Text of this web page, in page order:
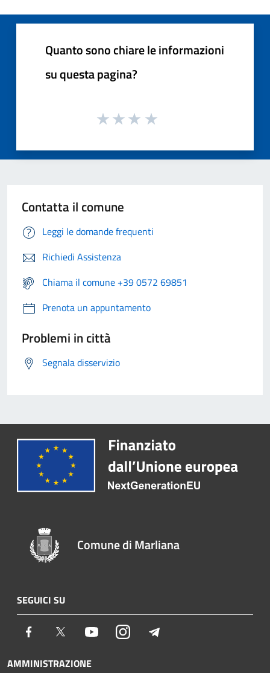
Quanto sono chiare le informazioni
su questa pagina?
Contatta il comune
Leggi le domande frequenti
Richiedi Assistenza
Chiama il comune +39 0572 69851
Prenota un appuntamento
Problemi in città
Segnala disservizio
Comune di Marliana
SEGUICI SU
Facebook Twitter YoutubeInstagram
AMMINISTRAZIONE